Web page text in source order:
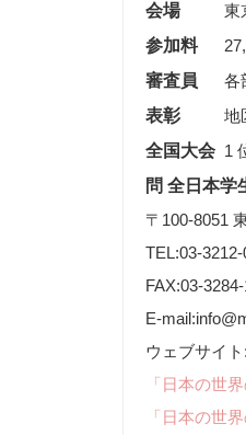
会場
東
参加料
審査員
各
表彰
地
全国大会 1
問 全日本学
〒100-8051
TEL:03-3212-
FAX:03-
E-
ウェブサイ
「日本の世
「日本の世